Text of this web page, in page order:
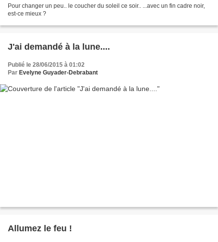
Pour changer un peu.. le coucher du soleil ce soir.. ...avec un fin cadre noir,
est-ce mieux ?
J'ai demandé à la lune....
Publié le 28/06/2015 à 01:02
Par Evelyne Guyader-Debrabant
Allumez le feu !